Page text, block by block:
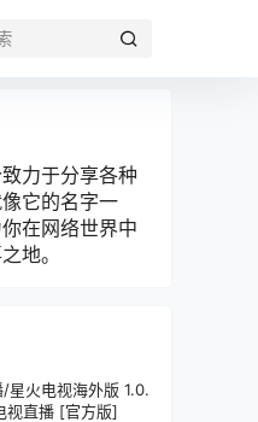
力于分享各种
它的名字一
在网络世界中
地。
星火电视海外版 1.0.
直播 [官方版]